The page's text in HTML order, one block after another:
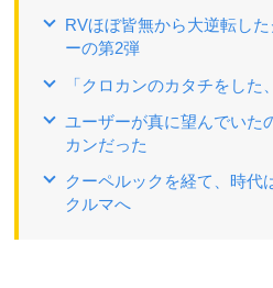
RVほぼ皆無から大逆転し
ーの第2弾
「クロカンのカタチをした
ユーザーが真に望んでいた
カンだった
クーペルックを経て、時代
クルマへ